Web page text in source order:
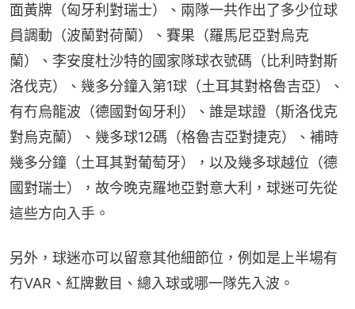
面黃牌（匈牙利對瑞士）、兩隊一共作出了多少位球
員調動（波蘭對荷蘭）、賽果（羅馬尼亞對烏克
蘭）、李安度杜沙特的國家隊球衣號碼（比利時對斯
洛伐克）、幾多分鐘入第1球（土耳其對格魯吉亞）、
有冇烏龍波（德國對匈牙利）、誰是球證（斯洛伐克
對烏克蘭）、幾多球12碼（格魯吉亞對捷克）、補時
幾多分鐘（土耳其對葡萄牙），以及幾多球越位（德
國對瑞士），故今晚克羅地亞對意大利，球迷可先從
這些方向入手。
另外，球迷亦可以留意其他細節位，例如是上半場有
冇VAR、紅牌數目、總入球或哪一隊先入波。